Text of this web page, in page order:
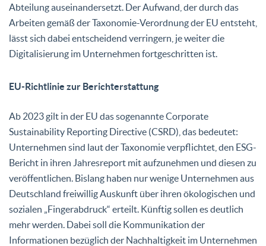
Abteilung auseinandersetzt. Der Aufwand, der durch das
Arbeiten gemäß der Taxonomie-Verordnung der EU entsteht,
lässt sich dabei entscheidend verringern, je weiter die
Digitalisierung im Unternehmen fortgeschritten ist.
EU-Richtlinie zur Berichterstattung
Ab 2023 gilt in der EU das sogenannte Corporate
Sustainability Reporting Directive (CSRD), das bedeutet:
Unternehmen sind laut der Taxonomie verpflichtet, den ESG-
Bericht in ihren Jahresreport mit aufzunehmen und diesen zu
veröffentlichen. Bislang haben nur wenige Unternehmen aus
Deutschland freiwillig Auskunft über ihren ökologischen und
sozialen „Fingerabdruck“ erteilt. Künftig sollen es deutlich
mehr werden. Dabei soll die Kommunikation der
Informationen bezüglich der Nachhaltigkeit im Unternehmen